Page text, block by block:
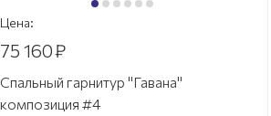
Цена:
75 160₽
Спальный гарнитур "Гавана"
композиция #4